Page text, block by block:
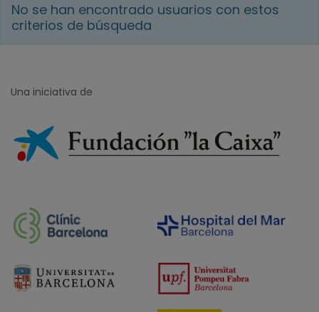
No se han encontrado usuarios con estos
criterios de búsqueda
Una iniciativa de